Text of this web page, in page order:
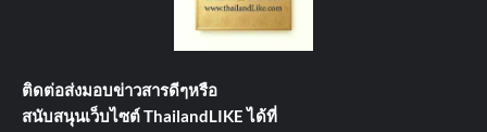
ติดต่อส่งมอบข่าวสารดีๆหรือ
สนับสนุนเว็บไซต์ ThailandLIKE ได้ที่